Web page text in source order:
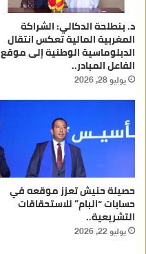
د. بنطلحة الدكالي: الشراكة
المغربية المالية تعكس انتقال
الدبلوماسية الوطنية إلى موقع
الفاعل المبادر..
يوليو 28, 2026
حصيلة حنيش تعزز موقعه في
حسابات “البام” للاستحقاقات
التشريعية..
يوليو 22, 2026